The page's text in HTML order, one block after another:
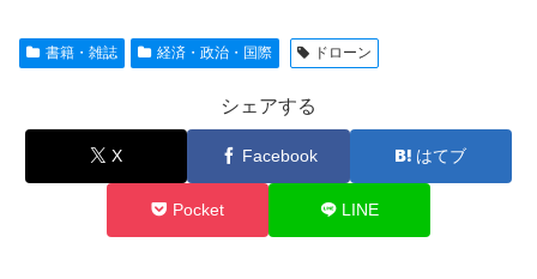
書籍・雑誌 経済・政治・国際 ドローン
シェアする
X Facebook はてブ
Pocket LINE